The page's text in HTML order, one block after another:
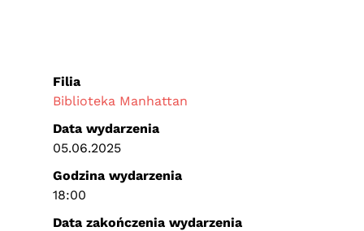
Filia
Biblioteka Manhattan
Data wydarzenia
05.06.2025
Godzina wydarzenia
18:00
Data zakończenia wydarzenia